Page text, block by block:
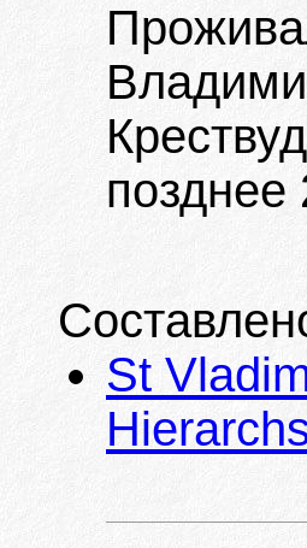
позднее
St